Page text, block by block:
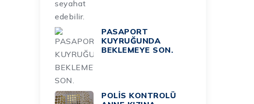
PASAPORT
KUYRUĞUNDA
BEKLEMEYE SON.
POLİS KONTROLÜ